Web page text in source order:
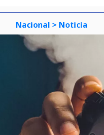
Nacional > Noticia